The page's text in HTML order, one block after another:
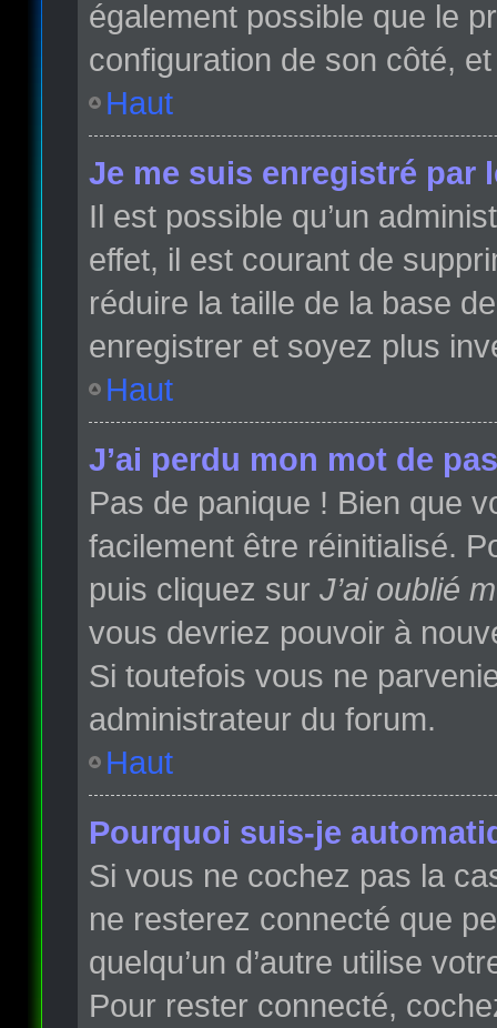
également possible que le
configuration de son côté,
Haut
Je me suis enregistré par
Il est possible qu’un
effet, il est courant de
réduire la taille de la base
enregistrer et soyez plus
Haut
J’ai perdu mon mot de
Pas de panique ! Bien que
facilement être réinitialisé.
puis cliquez sur J’ai oublié
vous devriez pouvoir à
Si toutefois vous ne
administrateur du forum.
Haut
Pourquoi suis-je
Si vous ne cochez pas la
ne resterez connecté que
quelqu’un d’autre utilise
Pour rester connecté,